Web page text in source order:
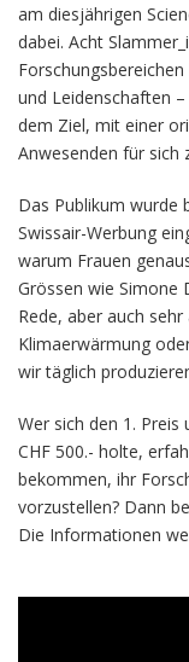
am diesjährigen
dabei. Acht
und Leidenschaften
dem Ziel, mit einer
Anwesenden für sich
Das Publikum wurde
Swissair-Werbung
warum Frauen
Grössen wie Simone
Rede, aber auch
Klimaerwärmung
wir täglich
Wer sich den 1. Preis
CHF 500.- holte,
bekommen, ihr
vorzustellen? Dann
Die Informationen